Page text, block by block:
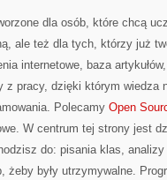
dla osób, które chcą
ale też dla tych, którzy już
internetowe, baza
z pracy, dzięki którym wiedza
Polecamy Open
W centrum tej strony jest
do: pisania klas, analizy
żeby były utrzymywalne.